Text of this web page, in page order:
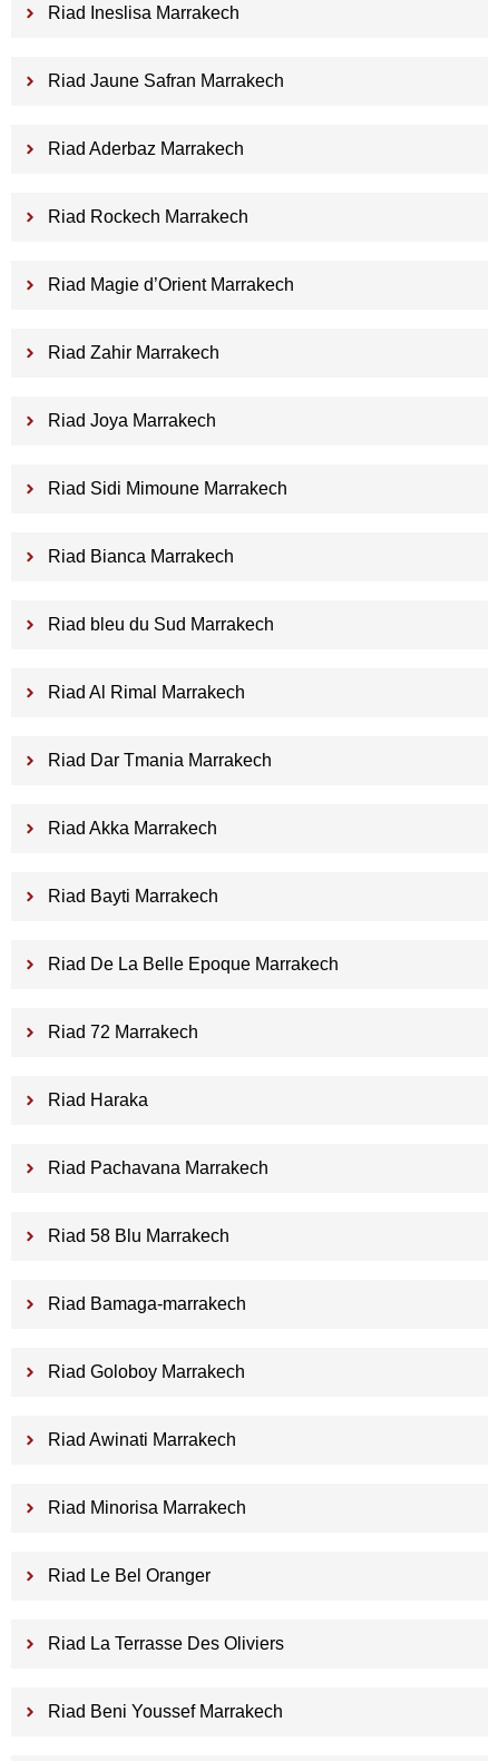
Riad Ineslisa Marrakech
Riad Jaune Safran Marrakech
Riad Aderbaz Marrakech
Riad Rockech Marrakech
Riad Magie d’Orient Marrakech
Riad Zahir Marrakech
Riad Joya Marrakech
Riad Sidi Mimoune Marrakech
Riad Bianca Marrakech
Riad bleu du Sud Marrakech
Riad Al Rimal Marrakech
Riad Dar Tmania Marrakech
Riad Akka Marrakech
Riad Bayti Marrakech
Riad De La Belle Epoque Marrakech
Riad 72 Marrakech
Riad Haraka
Riad Pachavana Marrakech
Riad 58 Blu Marrakech
Riad Bamaga-marrakech
Riad Goloboy Marrakech
Riad Awinati Marrakech
Riad Minorisa Marrakech
Riad Le Bel Oranger
Riad La Terrasse Des Oliviers
Riad Beni Youssef Marrakech